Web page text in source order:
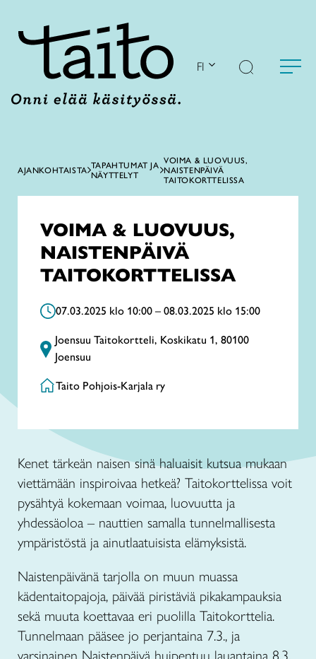
FI
AJANKOHTAISTA TAPAHTUMAT JA
NÄYTTELYT
VOIMA & LUOVUUS,
NAISTENPÄIVÄ
TAITOKORTTELISSA
VOIMA & LUOVUUS,
NAISTENPÄIVÄ
TAITOKORTTELISSA
07.03.2025 klo 10:00 – 08.03.2025 klo 15:00
Joensuu Taitokortteli, Koskikatu 1, 80100
Joensuu
Taito Pohjois-Karjala ry
Kenet tärkeän naisen sinä haluaisit kutsua mukaan
viettämään inspiroivaa hetkeä? Taitokorttelissa voit
pysähtyä kokemaan voimaa, luovuutta ja
yhdessäoloa – nauttien samalla tunnelmallisesta
ympäristöstä ja ainutlaatuisista elämyksistä.
Naistenpäivänä tarjolla on muun muassa
kädentaitopajoja, päivää piristäviä pikakampauksia
sekä muuta koettavaa eri puolilla Taitokorttelia.
Tunnelmaan pääsee jo perjantaina 7.3., ja
varsinainen Naistenpäivä huipentuu lauantaina 8.3.